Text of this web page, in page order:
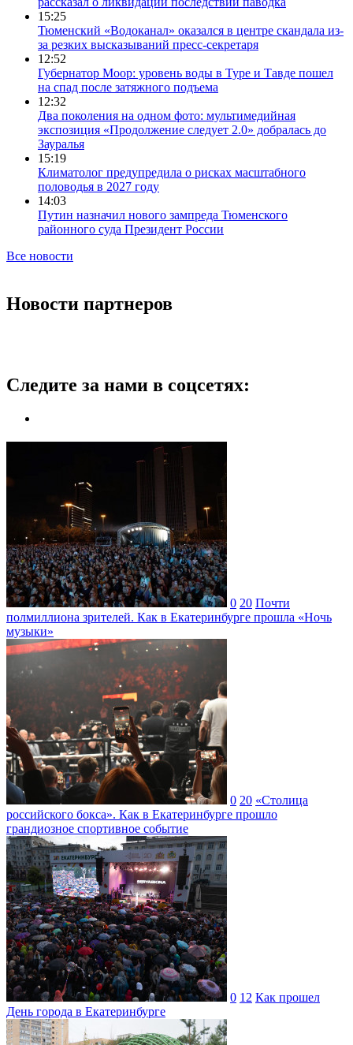
15:25
Тюменский «Водоканал» оказался в центре скандала из-
за резких высказываний пресс-секретаря
12:52
Губернатор Моор: уровень воды в Туре и Тавде пошел
на спад после затяжного подъема
12:32
Два поколения на одном фото: мультимедийная
экспозиция «Продолжение следует 2.0» добралась до
Зауралья
15:19
Климатолог предупредила о рисках масштабного
половодья в 2027 году
14:03
Путин назначил нового зампреда Тюменского
районного суда Президент России
Все новости
Новости партнеров
Следите за нами в соцсетях:
0 20 Почти
полмиллиона зрителей. Как в Екатеринбурге прошла «Ночь
музыки»
0 20 «Столица
российского бокса». Как в Екатеринбурге прошло
грандиозное спортивное событие
0 12 Как прошел
День города в Екатеринбурге